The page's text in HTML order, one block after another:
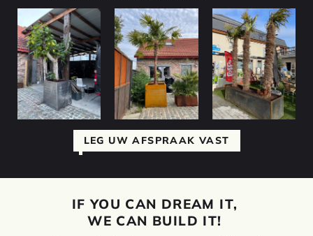
LEG UW AFSPRAAK VAST
IF YOU CAN DREAM IT,
WE CAN BUILD IT!